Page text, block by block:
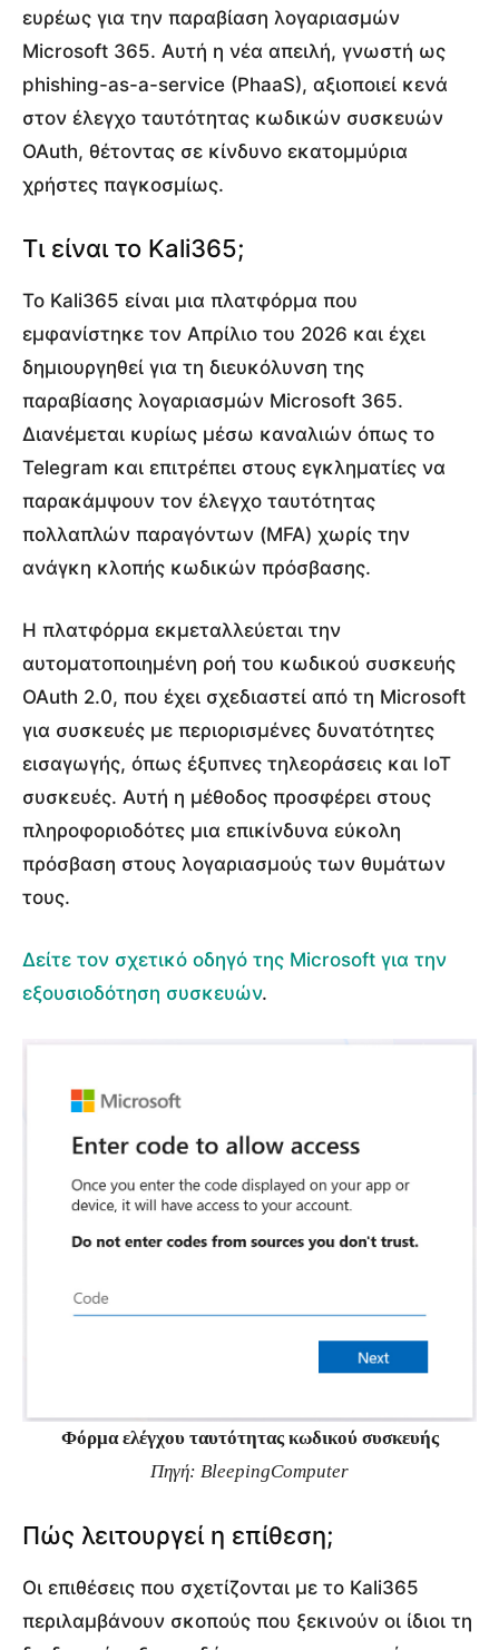
ευρέως για την παραβίαση λογαριασμών
Microsoft 365. Αυτή η νέα απειλή, γνωστή ως
phishing-as-a-service (PhaaS), αξιοποιεί κενά
στον έλεγχο ταυτότητας κωδικών συσκευών
OAuth, θέτοντας σε κίνδυνο εκατομμύρια
χρήστες παγκοσμίως.
Τι είναι το Kali365;
Το Kali365 είναι μια πλατφόρμα που
εμφανίστηκε τον Απρίλιο του 2026 και έχει
δημιουργηθεί για τη διευκόλυνση της
παραβίασης λογαριασμών Microsoft 365.
Διανέμεται κυρίως μέσω καναλιών όπως το
Telegram και επιτρέπει στους εγκληματίες να
παρακάμψουν τον έλεγχο ταυτότητας
πολλαπλών παραγόντων (MFA) χωρίς την
ανάγκη κλοπής κωδικών πρόσβασης.
Η πλατφόρμα εκμεταλλεύεται την
αυτοματοποιημένη ροή του κωδικού συσκευής
OAuth 2.0, που έχει σχεδιαστεί από τη Microsoft
για συσκευές με περιορισμένες δυνατότητες
εισαγωγής, όπως έξυπνες τηλεοράσεις και IoT
συσκευές. Αυτή η μέθοδος προσφέρει στους
πληροφοριοδότες μια επικίνδυνα εύκολη
πρόσβαση στους λογαριασμούς των θυμάτων
τους.
Δείτε τον σχετικό οδηγό της Microsoft για την
εξουσιοδότηση συσκευών.
Φόρμα ελέγχου ταυτότητας κωδικού συσκευής
Πηγή: BleepingComputer
Πώς λειτουργεί η επίθεση;
Οι επιθέσεις που σχετίζονται με το Kali365
περιλαμβάνουν σκοπούς που ξεκινούν οι ίδιοι τη